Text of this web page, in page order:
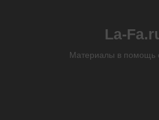
La-
Материалы в помощь